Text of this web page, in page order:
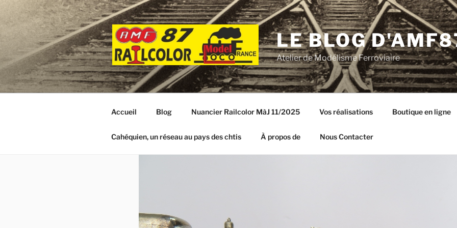
Aller
au
contenu
principal
LE BLOG
Atelier de Modélisme Ferroviaire
Accueil Blog Nuancier Railcolor MàJ 11/2025 Vos réalisations Boutique en ligne
Cahéquien, un réseau au pays des chtis À propos de Nous Contacter